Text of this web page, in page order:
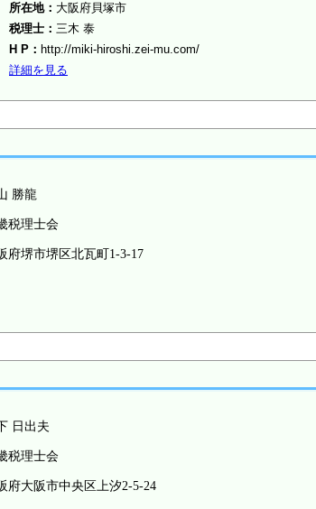
所在地： 大阪府貝塚市
税理士： 三木 泰
H P： http://miki-hiroshi.zei-mu.com/
詳細を見る
勝龍
税理士会
府堺市堺区北瓦町1-3-17
日出夫
税理士会
府大阪市中央区上汐2-5-24